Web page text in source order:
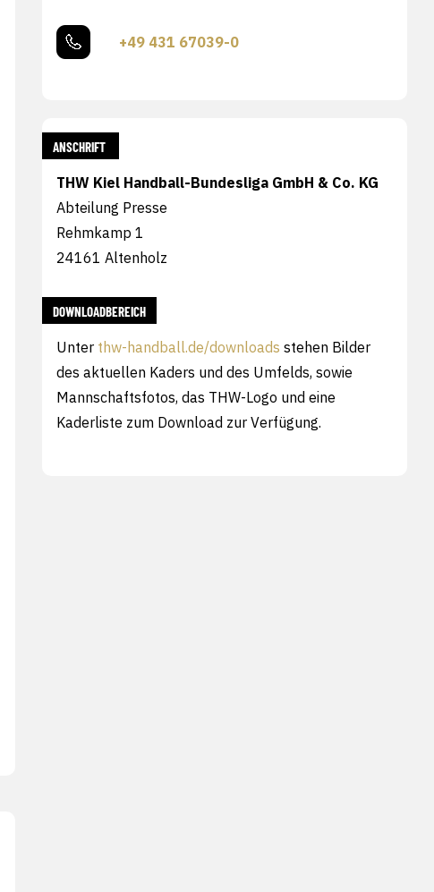
+49 431 67039-0
ANSCHRIFT
THW Kiel Handball-Bundesliga GmbH & Co. KG
Abteilung Presse
Rehmkamp 1
24161 Altenholz
DOWNLOADBEREICH
Unter thw-handball.de/downloads stehen Bilder
des aktuellen Kaders und des Umfelds, sowie
Mannschaftsfotos, das THW-Logo und eine
Kaderliste zum Download zur Verfügung.